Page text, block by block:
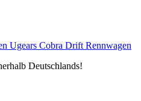
Ugears Cobra Drift Rennwagen
Deutschlands!